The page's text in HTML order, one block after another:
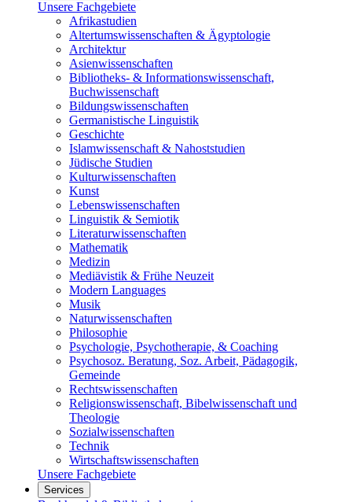
Unsere Fachgebiete
Afrikastudien
Altertumswissenschaften & Ägyptologie
Architektur
Asienwissenschaften
Bibliotheks- & Informationswissenschaft,
Buchwissenschaft
Bildungswissenschaften
Germanistische Linguistik
Geschichte
Islamwissenschaft & Nahoststudien
Jüdische Studien
Kulturwissenschaften
Kunst
Lebenswissenschaften
Linguistik & Semiotik
Literaturwissenschaften
Mathematik
Medizin
Mediävistik & Frühe Neuzeit
Modern Languages
Musik
Naturwissenschaften
Philosophie
Psychologie, Psychotherapie, & Coaching
Psychosoz. Beratung, Soz. Arbeit, Pädagogik,
Gemeinde
Rechtswissenschaften
Religionswissenschaft, Bibelwissenschaft und
Theologie
Sozialwissenschaften
Technik
Wirtschaftswissenschaften
Unsere Fachgebiete
Services